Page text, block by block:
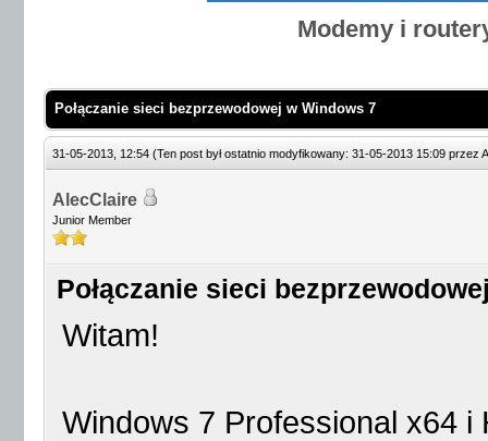
Modemy i
Połączanie sieci bezprzewodowej w Windows 7
31-05-2013, 12:54 (Ten post był ostatnio modyfikowany: 31-05-2013 15:09 przez
AlecClaire
Junior Member
Połączanie sieci
Witam!
Windows 7 Professional x64 i